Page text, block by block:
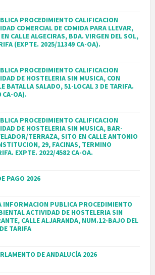
PROCEDIMIENTO CALIFICACION
COMERCIAL DE COMIDA PARA LLEVAR,
CALLE ALGECIRAS, BDA. VIRGEN DEL SOL,
(EXPTE. 2025/11349 CA-OA).
PROCEDIMIENTO CALIFICACION
DE HOSTELERIA SIN MUSICA, CON
BATALLA SALADO, 51-LOCAL 3 DE TARIFA.
CA-OA).
PROCEDIMIENTO CALIFICACION
DE HOSTELERIA SIN MUSICA, BAR-
TERRAZA, SITO EN CALLE ANTONIO
29, FACINAS, TERMINO
EXPTE. 2022/4582 CA-OA.
PAGO 2026
INFORMACION PUBLICA PROCEDIMIENTO
ACTIVIDAD DE HOSTELERIA SIN
CALLE ALJARANDA, NUM.12-BAJO DEL
TARIFA
DE ANDALUCÍA 2026